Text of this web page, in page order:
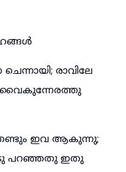
രാവിലേ
വൈകുന്നേരത്തു
ഇവ ആകുന്നു;
പറഞ്ഞതു ഇതു